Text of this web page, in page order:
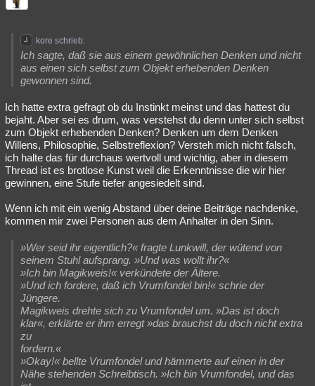
kore schrieb:
Ich sagte, daß sie aus einem gewöhnlichen Denken und nicht
aus einen sich selbst zum Objekt erhebenden Denken
gewonnen sind.
Ich hatte extra gefragt ob du Instinkt meinst und das hattest du
bejaht. Aber sei es drum, was verstehst du denn unter sich selbst
zum Objekt erhebenden Denken? Denken um dem Denken
Willens, Philosophie, Selbstreflexion? Versteh mich nicht falsch,
ich halte das für durchaus wertvoll und wichtig, aber in diesem
Thread ist es brotlose Kunst weil die Erkenntnisse die wir hier
gewinnen, eine Stufe tiefer angesiedelt sind.
Wenn ich mit ein wenig Abstand über deine Beiträge nachdenke,
kommen mir zwei Personen aus dem Anhalter in den Sinn.
»Wer seid ihr eigentlich?« fragte Lunkwill, der wütend von
seinem Stuhl aufsprang. »Und was wollt ihr?«
»Ich bin Magikweis!« verkündete der Ältere.
»Und ich fordere, daß ich Vrumfondel bin!« schrie der
Jüngere.
Magikweis drehte sich zu Vrumfondel um. »Das ist doch
klar«, erklärte er ihm erregt »das brauchst du doch nicht extra
zu
fordern.«
»Okay!« bellte Vrumfondel und hämmerte auf einen in der
Nähe stehenden Schreibtisch. »Ich bin Vrumfondel, und das